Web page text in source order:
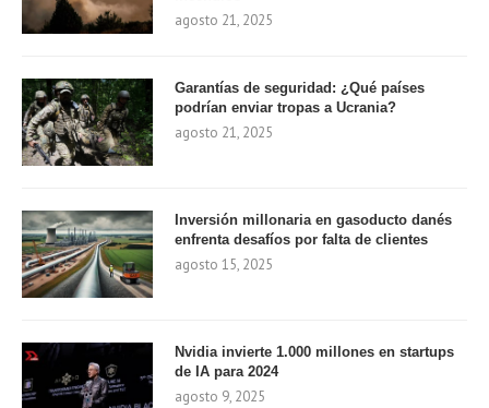
agosto 21, 2025
Garantías de seguridad: ¿Qué países
podrían enviar tropas a Ucrania?
agosto 21, 2025
Inversión millonaria en gasoducto danés
enfrenta desafíos por falta de clientes
agosto 15, 2025
Nvidia invierte 1.000 millones en startups
de IA para 2024
agosto 9, 2025